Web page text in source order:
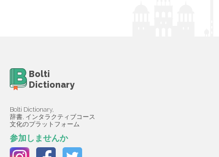
Bolti
Dictionary
Bolti Dictionary,
辞書, インタラクティブコース
文化のプラットフォーム
参加しませんか